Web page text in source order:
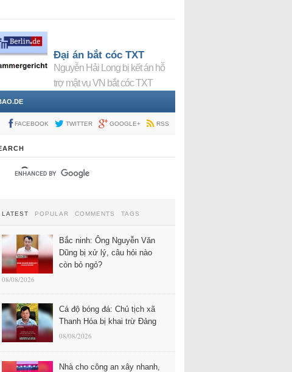
Đại án bắt cóc TXT
Nguyễn Hải Long bị kết án hỗ
trợ mật vụ VN bắt cóc TXT
FACEBOOK TWITTER GOOGLE+ RSS
LATEST POPULAR COMMENTS TAGS
Bắc ninh: Ông Nguyễn Văn
Dũng bị xử lý, câu hỏi nào
còn bỏ ngỏ?
08/08/2026
Cá độ bóng đá: Chủ tịch xã
Thanh Hóa bị khai trừ Đảng
08/08/2026
Nhà cho công an xây nhanh,